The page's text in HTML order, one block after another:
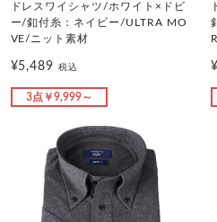
ドレスワイシャツ/ホワイト×ドビ
ー/釦付糸：ネイビー/ULTRA MO
VE/ニット素材
¥5,489税込
3点￥9,999～